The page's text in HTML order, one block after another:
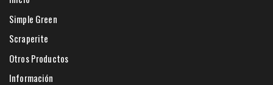
Simple Green
Scraperite
Otros Productos
Información